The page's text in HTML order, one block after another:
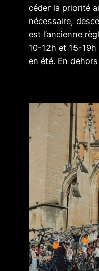
céder la priorité
nécessaire,
est l’ancienne
10-12h et 15-
en été. En